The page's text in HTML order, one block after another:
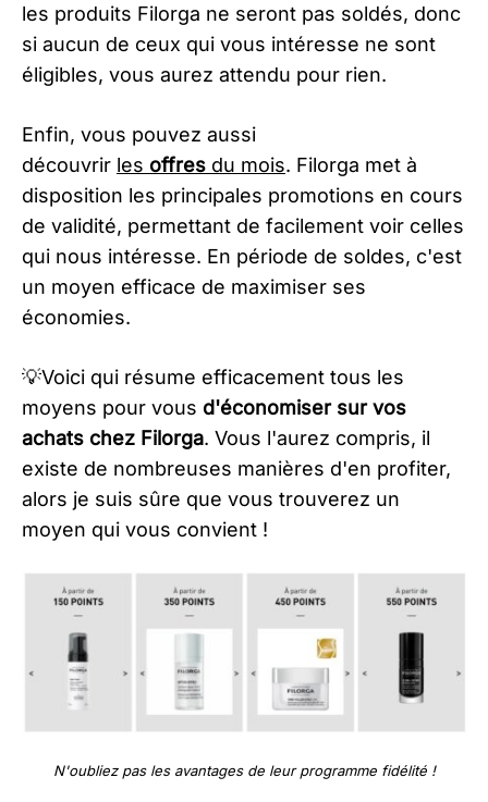
les produits Filorga ne seront pas soldés, donc
si aucun de ceux qui vous intéresse ne sont
éligibles, vous aurez attendu pour rien.
Enfin, vous pouvez aussi
découvrir les offres du mois. Filorga met à
disposition les principales promotions en cours
de validité, permettant de facilement voir celles
qui nous intéresse. En période de soldes, c'est
un moyen efficace de maximiser ses
économies.
💡Voici qui résume efficacement tous les
moyens pour vous d'économiser sur vos
achats chez Filorga. Vous l'aurez compris, il
existe de nombreuses manières d'en profiter,
alors je suis sûre que vous trouverez un
moyen qui vous convient !
N'oubliez pas les avantages de leur programme fidélité !